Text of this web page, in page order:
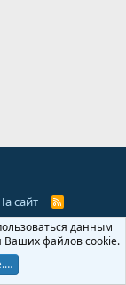
сайт
R
S
данным
Ваших файлов cookie.